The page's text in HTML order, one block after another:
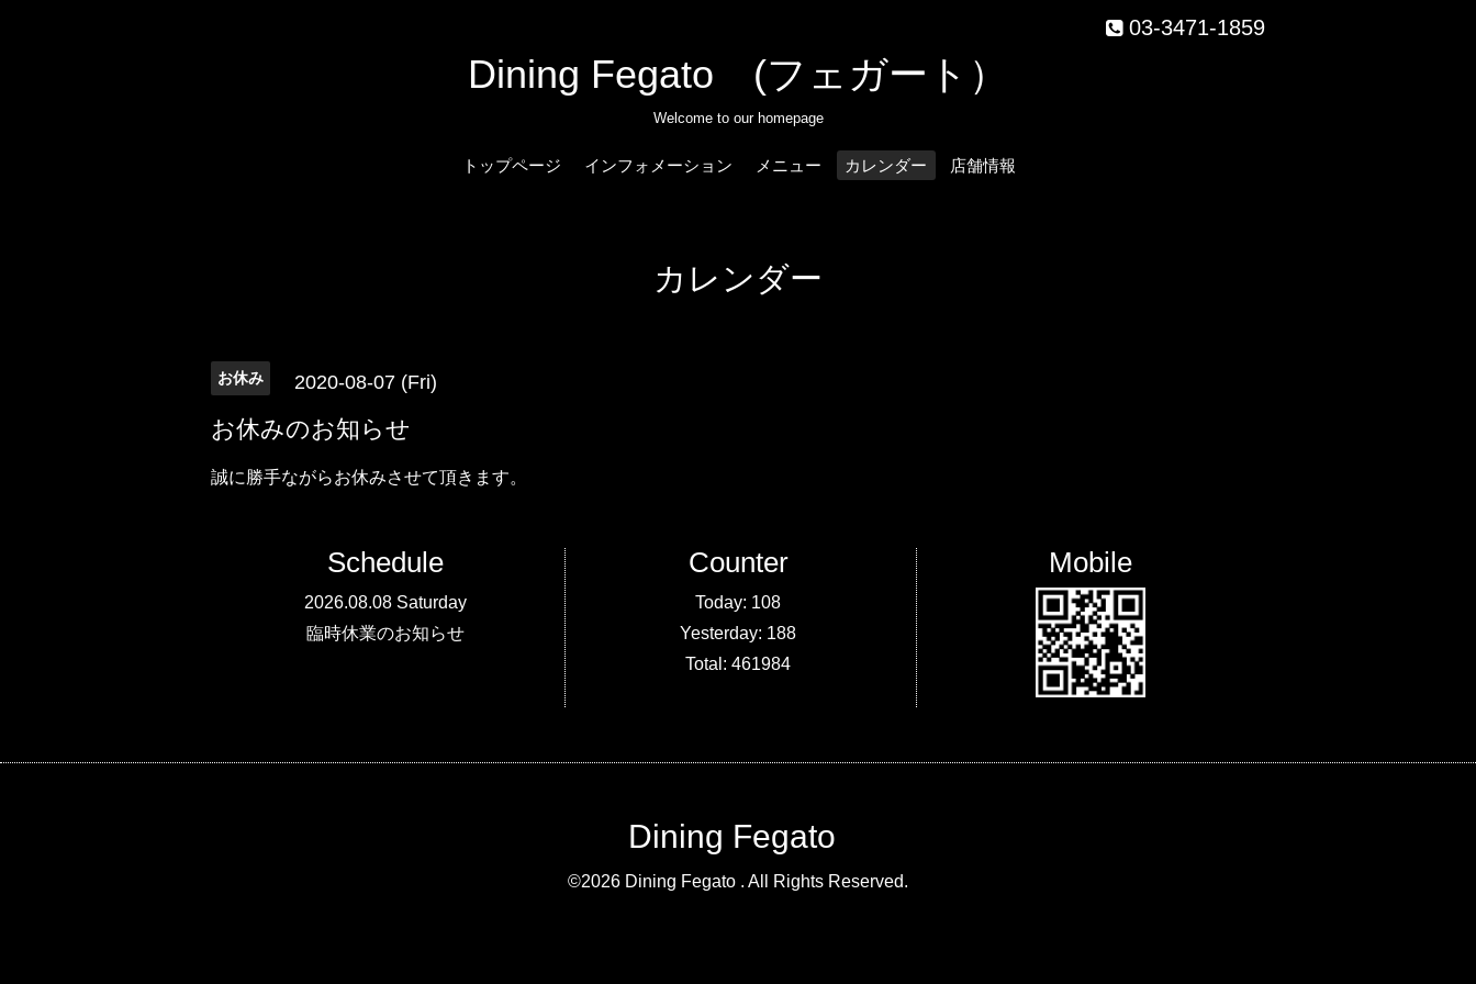
03-3471-1859
Dining Fegato (フェガート）
Welcome to our homepage
トップページ インフォメーション メニュー カレンダー 店舗情報
カレンダー
お休み 2020-08-07 (Fri)
お休みのお知らせ
誠に勝手ながらお休みさせて頂きます。
Schedule
2026.08.08 Saturday
臨時休業のお知らせ
Counter
Today: 108
Yesterday: 188
Total:461984
Mobile
Dining Fegato
©2026 Dining Fegato . All Rights Reserved.